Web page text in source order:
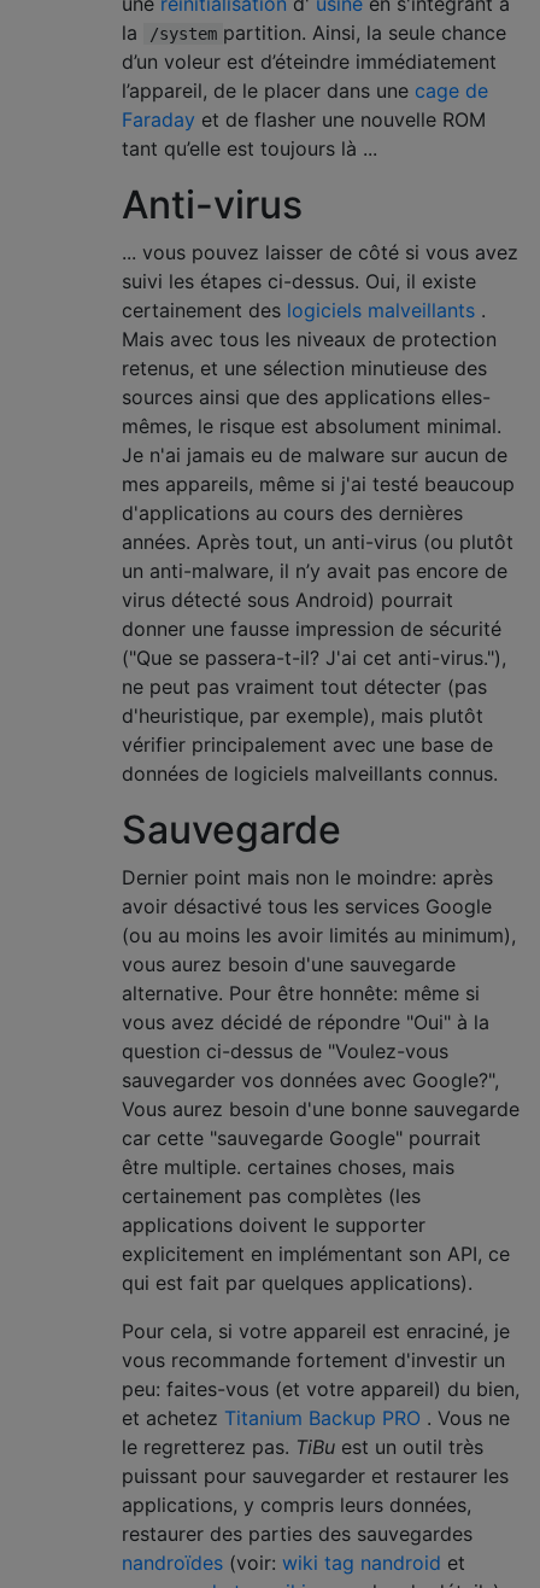
la
/system partition. Ainsi, la seule chance
d’un voleur est d’éteindre immédiatement
l’appareil, de le placer dans une cage de
Faraday et de flasher une nouvelle ROM
tant qu’elle est toujours là ...
Anti-virus
... vous pouvez laisser de côté si vous avez
suivi les étapes ci-dessus. Oui, il existe
certainement des logiciels malveillants .
Mais avec tous les niveaux de protection
retenus, et une sélection minutieuse des
sources ainsi que des applications elles-
mêmes, le risque est absolument minimal.
Je n'ai jamais eu de malware sur aucun de
mes appareils, même si j'ai testé beaucoup
d'applications au cours des dernières
années. Après tout, un anti-virus (ou plutôt
un anti-malware, il n’y avait pas encore de
virus détecté sous Android) pourrait
donner une fausse impression de sécurité
("Que se passera-t-il? J'ai cet anti-virus."),
ne peut pas vraiment tout détecter (pas
d'heuristique, par exemple), mais plutôt
vérifier principalement avec une base de
données de logiciels malveillants connus.
Sauvegarde
Dernier point mais non le moindre: après
avoir désactivé tous les services Google
(ou au moins les avoir limités au minimum),
vous aurez besoin d'une sauvegarde
alternative. Pour être honnête: même si
vous avez décidé de répondre "Oui" à la
question ci-dessus de "Voulez-vous
sauvegarder vos données avec Google?",
Vous aurez besoin d'une bonne sauvegarde
car cette "sauvegarde Google" pourrait
être multiple. certaines choses, mais
certainement pas complètes (les
applications doivent le supporter
explicitement en implémentant son API, ce
qui est fait par quelques applications).
Pour cela, si votre appareil est enraciné, je
vous recommande fortement d'investir un
peu: faites-vous (et votre appareil) du bien,
et achetez Titanium Backup PRO . Vous ne
le regretterez pas. TiBu est un outil très
puissant pour sauvegarder et restaurer les
applications, y compris leurs données,
restaurer des parties des sauvegardes
nandroïdes (voir: wiki tag nandroid et